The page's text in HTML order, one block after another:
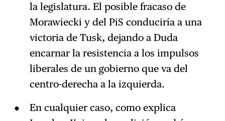
la legislatura. El posible fracaso de
Morawiecki y del PiS conduciría a una
victoria de Tusk, dejando a Duda
encarnar la resistencia a los impulsos
liberales de un gobierno que va del
centro-derecha a la izquierda.
En cualquier caso, como explica